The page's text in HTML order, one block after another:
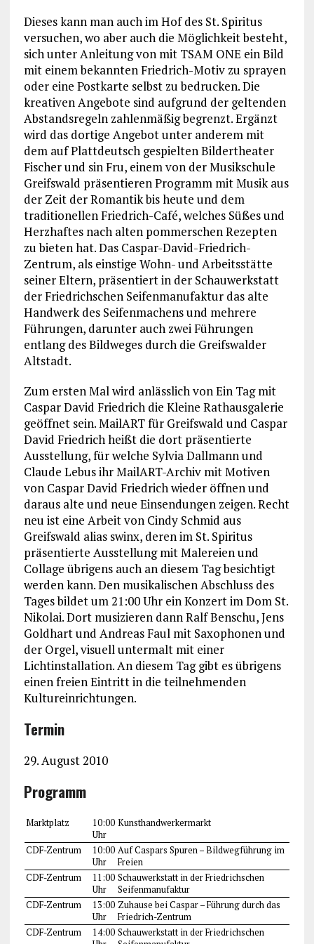
Dieses kann man auch im Hof des St. Spiritus
versuchen, wo aber auch die Möglichkeit besteht,
sich unter Anleitung von mit TSAM ONE ein Bild
mit einem bekannten Friedrich-Motiv zu sprayen
oder eine Postkarte selbst zu bedrucken. Die
kreativen Angebote sind aufgrund der geltenden
Abstandsregeln zahlenmäßig begrenzt. Ergänzt
wird das dortige Angebot unter anderem mit
dem auf Plattdeutsch gespielten Bildertheater
Fischer und sin Fru, einem von der Musikschule
Greifswald präsentieren Programm mit Musik aus
der Zeit der Romantik bis heute und dem
traditionellen Friedrich-Café, welches Süßes und
Herzhaftes nach alten pommerschen Rezepten
zu bieten hat. Das Caspar-David-Friedrich-
Zentrum, als einstige Wohn- und Arbeitsstätte
seiner Eltern, präsentiert in der Schauwerkstatt
der Friedrichschen Seifenmanufaktur das alte
Handwerk des Seifenmachens und mehrere
Führungen, darunter auch zwei Führungen
entlang des Bildweges durch die Greifswalder
Altstadt.
Zum ersten Mal wird anlässlich von Ein Tag mit
Caspar David Friedrich die Kleine Rathausgalerie
geöffnet sein. MailART für Greifswald und Caspar
David Friedrich heißt die dort präsentierte
Ausstellung, für welche Sylvia Dallmann und
Claude Lebus ihr MailART-Archiv mit Motiven
von Caspar David Friedrich wieder öffnen und
daraus alte und neue Einsendungen zeigen. Recht
neu ist eine Arbeit von Cindy Schmid aus
Greifswald alias swinx, deren im St. Spiritus
präsentierte Ausstellung mit Malereien und
Collage übrigens auch an diesem Tag besichtigt
werden kann. Den musikalischen Abschluss des
Tages bildet um 21:00 Uhr ein Konzert im Dom St.
Nikolai. Dort musizieren dann Ralf Benschu, Jens
Goldhart und Andreas Faul mit Saxophonen und
der Orgel, visuell untermalt mit einer
Lichtinstallation. An diesem Tag gibt es übrigens
einen freien Eintritt in die teilnehmenden
Kultureinrichtungen.
Termin
29. August 2010
Programm
Marktplatz
10:00
Uhr
Kunsthandwerkermarkt
CDF-Zentrum
10:00
Uhr
Auf Caspars Spuren – Bildwegführung im
Freien
CDF-Zentrum
11:00
Uhr
Schauwerkstatt in der Friedrichschen
Seifenmanufaktur
CDF-Zentrum
13:00
Uhr
Zuhause bei Caspar – Führung durch das
Friedrich-Zentrum
CDF-Zentrum
14:00 Schauwerkstatt in der Friedrichschen